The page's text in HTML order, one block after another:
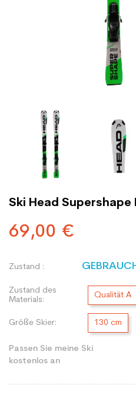
Ski Head Supershape
69,00 €
Zustand :
Zustand des
Materials:
Qualität A
Größe Skier: 130 cm
Passen Sie meine Ski
kostenlos an